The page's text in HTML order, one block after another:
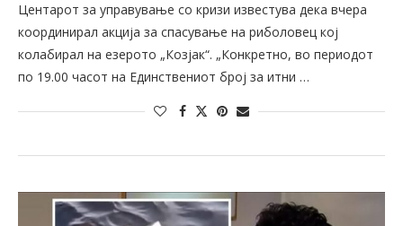
Центарот за управување со кризи известува дека вчера
координирал акција за спасување на риболовец кој
колабирал на езерото „Козјак“. „Конкретно, во периодот
по 19.00 часот на Единствениот број за итни …